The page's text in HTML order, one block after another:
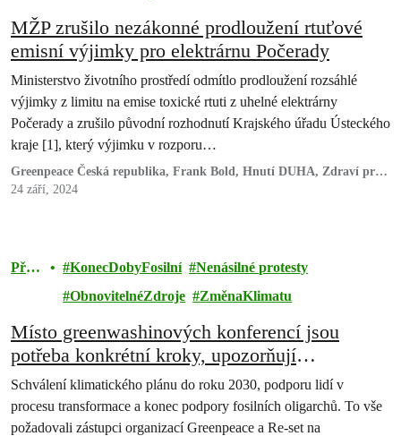
MŽP zrušilo nezákonné prodloužení rtuťové
emisní výjimky pro elektrárnu Počerady
Ministerstvo životního prostředí odmítlo prodloužení rozsáhlé
výjimky z limitu na emise toxické rtuti z uhelné elektrárny
Počerady a zrušilo původní rozhodnutí Krajského úřadu Ústeckého
kraje [1], který výjimku v rozporu…
Greenpeace Česká republika, Frank Bold, Hnutí DUHA, Zdraví pro
Most,
24 září, 2024
Příro
KonecDobyFosilní
Nenásilné protesty
ObnovitelnéZdroje
ZměnaKlimatu
Místo greenwashinových konferencí jsou
potřeba konkrétní kroky, upozorňují
Greenpeace a platforma Re-set
Schválení klimatického plánu do roku 2030, podporu lidí v
procesu transformace a konec podpory fosilních oligarchů. To vše
požadovali zástupci organizací Greenpeace a Re-set na